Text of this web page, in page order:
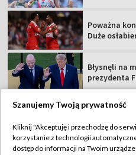
Poważna
Duże
Błysnęli na
prezydenta
Szanujemy Twoją prywatność
Kliknij "Akceptuję i przechodzę do
korzystanie z technologii
dostęp do informacji na Twoim